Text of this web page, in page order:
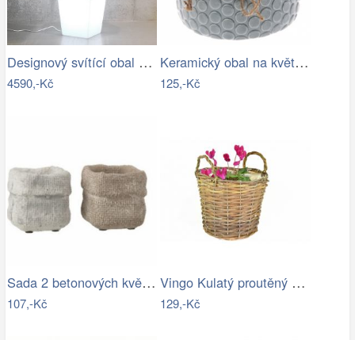
Designový svítící obal na květináč SLIM…
4590,-Kč
Keramický obal na květináč Heart, šedá,…
125,-Kč
Sada 2 betonových květináčů Ciment – 8*…
107,-Kč
Vingo Kulatý proutěný obal na…
129,-Kč